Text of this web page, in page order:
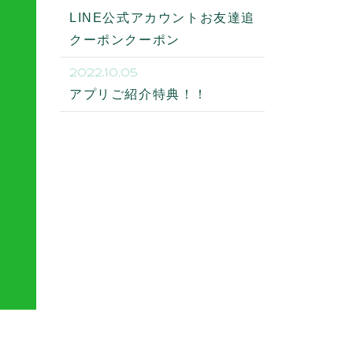
LINE公式アカウントお友達追
クーポンクーポン
2022.10.05
アプリご紹介特典！！